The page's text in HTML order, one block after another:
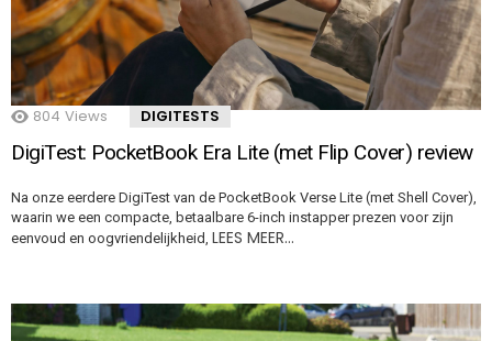
804 Views DIGITESTS
DigiTest: PocketBook Era Lite (met Flip Cover) review
Na onze eerdere DigiTest van de PocketBook Verse Lite (met Shell Cover),
waarin we een compacte, betaalbare 6-inch instapper prezen voor zijn
eenvoud en oogvriendelijkheid, LEES MEER…